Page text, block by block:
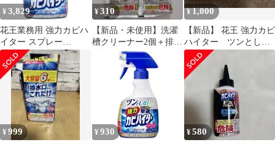
¥ 3,829
花王業務用 強力カビハ
イター スプレー
1000mL 3個セット まと
め売り
¥310
【新品・未使用】洗濯
槽クリーナー2個＋排水
口クリーナー1個 まと
¥1,000
【新品】 花王 強力カビ
ハイター ツンとしな
い 3本セット 浴室用
カビとり剤
¥999 ¥ 930 ¥580